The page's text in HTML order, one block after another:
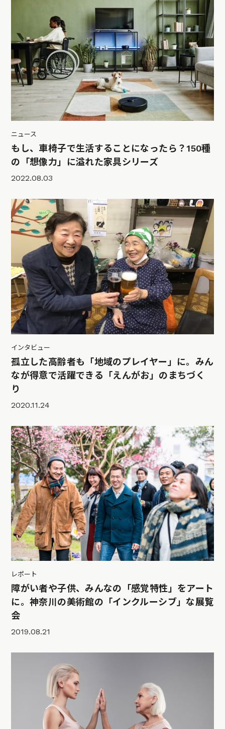
ニュース
もし、車椅子で生活することになったら？150種
の「想像力」に溢れた家具シリーズ
2022.08.03
インタビュー
孤立した高齢者も「地域のプレイヤー」に。みん
なが得意で活躍できる「えんがお」のまちづく
り
2020.11.24
レポート
障がい者や子供、みんなの「感覚特性」をアート
に。神奈川の美術館の「インクルーシブ」な展覧
会
2019.08.21